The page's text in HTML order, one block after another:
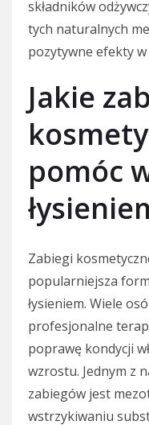
składników
tych naturalnych
pozytywne efekty w
Jakie
pomóc
Zabiegi
popularniejsza
łysieniem. Wiele
profesjonalne
poprawę kondycji
wzrostu. Jednym z
zabiegów jest
wstrzykiwaniu